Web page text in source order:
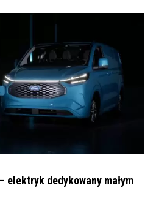
elektryk dedykowany małym